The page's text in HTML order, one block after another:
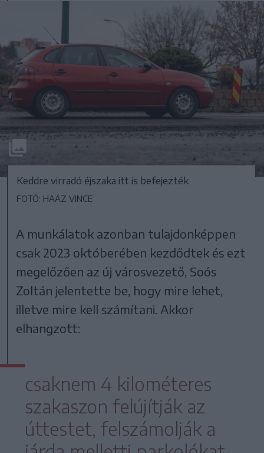
Keddre virradó éjszaka itt is befejezték
FOTÓ: HAÁZ VINCE
A munkálatok azonban tulajdonképpen
csak 2023 októberében kezdődtek és ezt
megelőzően az új városvezető, Soós
Zoltán jelentette be, hogy mire lehet,
illetve mire kell számítani. Akkor
elhangzott:
csaknem 4 kilométeres
szakaszon felújítják az
úttestet, felszámolják a